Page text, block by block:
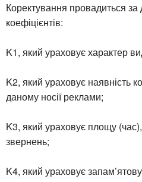
Коректування провадиться
коефіцієнтів:
K1, який ураховує характер
K2, який ураховує наявність
даному носії реклами;
K3, який ураховує площу
звернень;
K4, який ураховує